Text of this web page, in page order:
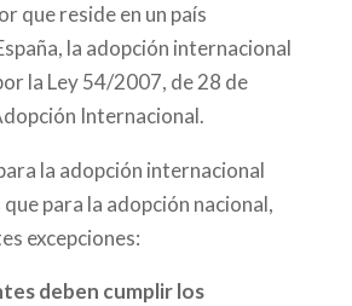
que reside en un país
la adopción internacional
la Ley 54/2007, de 28 de
Internacional.
la adopción internacional
para la adopción nacional,
excepciones:
deben cumplir los